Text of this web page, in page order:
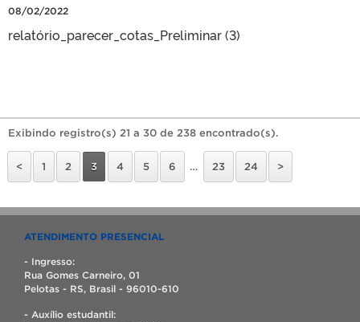
08/02/2022
relatório_parecer_cotas_Preliminar (3)
Exibindo registro(s) 21 a 30 de 238 encontrado(s).
< 1 2 3 4 5 6 … 23 24 >
ATENDIMENTO PRESENCIAL
- Ingresso:
Rua Gomes Carneiro, 01
Pelotas - RS, Brasil - 96010-610
- Auxílio estudantil: